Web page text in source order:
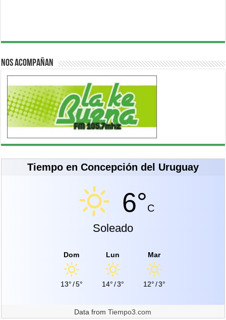
Nos acompañan
Tiempo en Concepción del Uruguay
6°C
Soleado
Dom
13°/5°
Lun
14°/3°
Mar
12°/3°
Data fromTiempo3.com